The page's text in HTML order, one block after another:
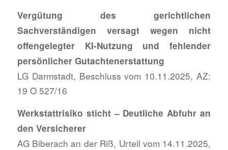
Vergütung des gerichtlichen
Sachverständigen versagt wegen nicht
offengelegter KI-Nutzung und fehlender
persönlicher Gutachtenerstattung
LG Darmstadt, Beschluss vom 10.11.2025, AZ:
19 O 527/16
Werkstattrisiko sticht – Deutliche Abfuhr an
den Versicherer
AG Biberach an der Riß, Urteil vom 14.11.2025,